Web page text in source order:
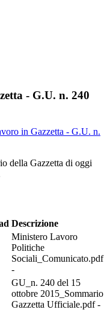
- G.U. n. 240
in Gazzetta - G.U. n.
della Gazzetta di oggi
Descrizione
Ministero Lavoro
Politiche
Sociali_Comunicato.pdf
-
GU_n. 240 del 15
ottobre 2015_Sommario
Gazzetta Ufficiale.pdf -